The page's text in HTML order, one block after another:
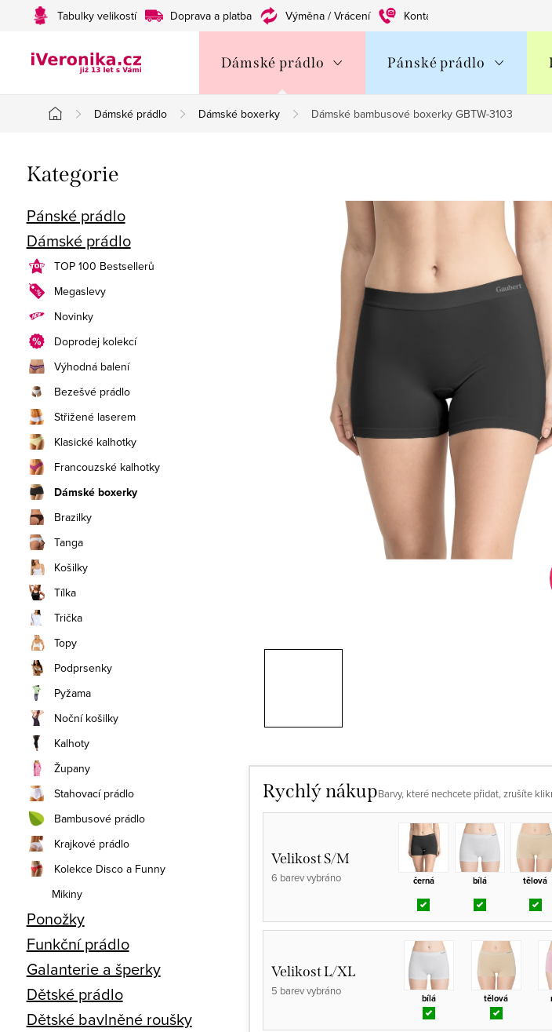
Tabulky velikostí Doprava a platba Výměna / Vrácení Kontakty
Dámské prádlo Pánské prádlo
Domů
Dámské prádlo Dámské boxerky Dámské bambusové boxerky GBTW-3103
o
s
t
r
a
n
n
í
p
a
n
e
l
Přeskočit
kategorie
Kategorie
Pánské prádlo
Dámské prádlo
TOP 100 Bestsellerů
Megaslevy
Novinky
Doprodej kolekcí
Výhodná balení
Bezešvé prádlo
Střižené laserem
Klasické kalhotky
Francouzské kalhotky
Dámské boxerky
Brazilky
Tanga
Košilky
Tílka
Trička
Topy
Podprsenky
Pyžama
Noční košilky
Kalhoty
Župany
Stahovací prádlo
Bambusové prádlo
Krajkové prádlo
Kolekce Disco a Funny
Mikiny
Ponožky
Funkční prádlo
Galanterie a šperky
Dětské prádlo
Dětské bavlněné roušky
Rychlý nákupBarvy, které nechcete přidat, zrušíte
Velikost S/M
6 barev vybráno černá bílá tělová
Velikost L/XL
5 barev vybráno
bílá tělová